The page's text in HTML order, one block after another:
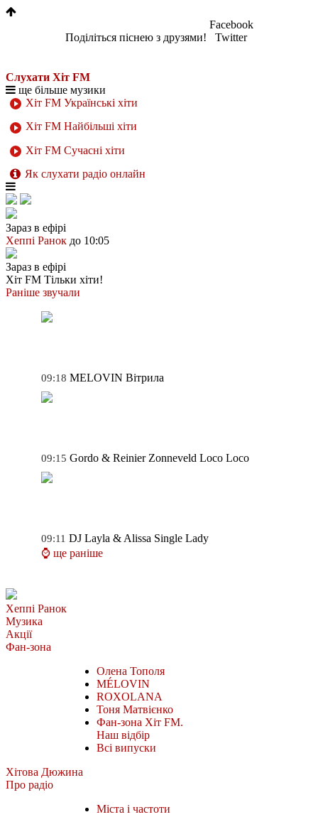
Поділіться піснею з друзями!
Facebook
Twitter
Слухати Хіт FM
ще більше музики
Хіт FM Українські хіти
Хіт FM Найбільші хіти
Хіт FM Сучасні хіти
Як слухати радіо онлайн
Зараз в ефірі
Хеппі Ранок до 10:05
Зараз в ефірі
Хіт FM Тільки хіти!
Раніше звучали
09:18 MELOVIN Вітрила
09:15 Gordo & Reinier Zonneveld Loco Loco
09:11 DJ Layla & Alissa Single Lady
⌚ ще раніше
Хеппі Ранок
Музика
Акції
Фан-зона
Олена Тополя
MÉLOVIN
ROXOLANA
Тоня Матвієнко
Фан-зона Хіт FM.
Наш відбір
Всі випуски
Хітова Дюжина
Про радіо
Міста і частоти